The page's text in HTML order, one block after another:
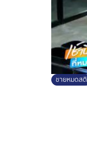
ชายหมดสติ